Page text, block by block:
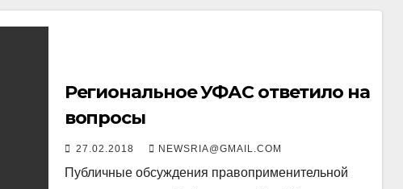
Региональное УФАС ответило на
вопросы
27.02.2018 NEWSRIA@GMAIL.COM
Публичные обсуждения правоприменительной